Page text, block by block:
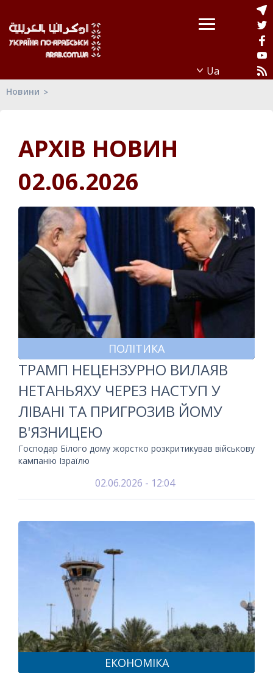
Новини
АРХІВ НОВИН
02.06.2026
ПОЛІТИКА
ТРАМП НЕЦЕНЗУРНО ВИЛАЯВ
НЕТАНЬЯХУ ЧЕРЕЗ НАСТУП У
ЛІВАНІ ТА ПРИГРОЗИВ ЙОМУ
В'ЯЗНИЦЕЮ
Господар Білого дому жорстко розкритикував військову
кампанію Ізраїлю
02.06.2026 - 12:04
ЕКОНОМІКА